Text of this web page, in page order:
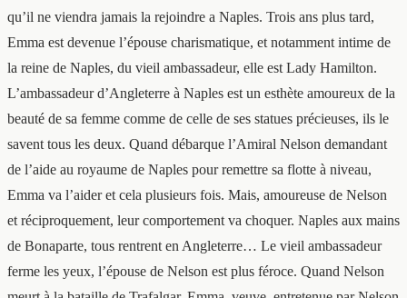
qu’il ne viendra jamais la rejoindre a Naples. Trois ans plus tard,
Emma est devenue l’épouse charismatique, et notamment intime de
la reine de Naples, du vieil ambassadeur, elle est Lady Hamilton.
L’ambassadeur d’Angleterre à Naples est un esthète amoureux de la
beauté de sa femme comme de celle de ses statues précieuses, ils le
savent tous les deux. Quand débarque l’Amiral Nelson demandant
de l’aide au royaume de Naples pour remettre sa flotte à niveau,
Emma va l’aider et cela plusieurs fois. Mais, amoureuse de Nelson
et réciproquement, leur comportement va choquer. Naples aux mains
de Bonaparte, tous rentrent en Angleterre… Le vieil ambassadeur
ferme les yeux, l’épouse de Nelson est plus féroce. Quand Nelson